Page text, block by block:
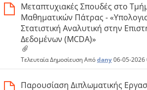
Μεταπτυχιακές Σπουδές στο
Μαθηματικών Πάτρας -
Στατιστική Αναλυτική στην
Δεδομένων (MCDA)»
Τελευταία Δημοσίευση Απόdany06-05-2026
Παρουσίαση Διπλωματικής